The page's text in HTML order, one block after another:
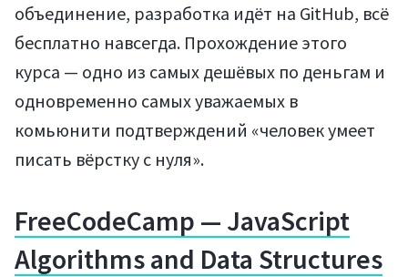
объединение, разработка идёт на GitHub, всё
бесплатно навсегда. Прохождение этого
курса — одно из самых дешёвых по деньгам и
одновременно самых уважаемых в
комьюнити подтверждений «человек умеет
писать вёрстку с нуля».
FreeCodeCamp — JavaScript
Algorithms and Data Structures